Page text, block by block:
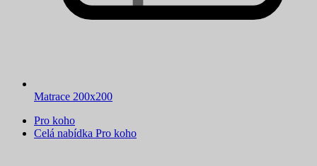
Matrace 200x200
Pro koho
Celá nabídka Pro koho